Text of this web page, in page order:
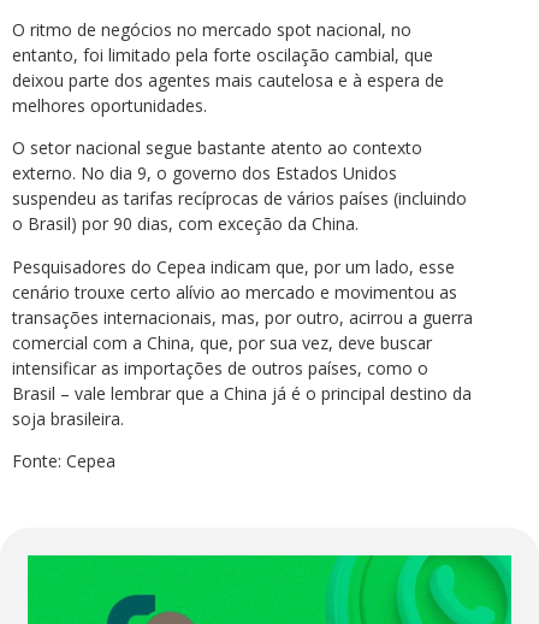
O ritmo de negócios no mercado spot nacional, no
entanto, foi limitado pela forte oscilação cambial, que
deixou parte dos agentes mais cautelosa e à espera de
melhores oportunidades.
O setor nacional segue bastante atento ao contexto
externo. No dia 9, o governo dos Estados Unidos
suspendeu as tarifas recíprocas de vários países (incluindo
o Brasil) por 90 dias, com exceção da China.
Pesquisadores do Cepea indicam que, por um lado, esse
cenário trouxe certo alívio ao mercado e movimentou as
transações internacionais, mas, por outro, acirrou a guerra
comercial com a China, que, por sua vez, deve buscar
intensificar as importações de outros países, como o
Brasil – vale lembrar que a China já é o principal destino da
soja brasileira.
Fonte: Cepea